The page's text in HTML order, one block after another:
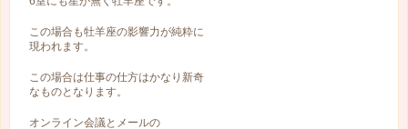
この場合も牡羊座の影響力が純粋に
現われます。
この場合は仕事の仕方はかなり新奇
なものとなります。
オンライン会議とメールの